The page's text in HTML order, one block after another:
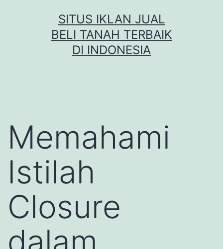
SITUS IKLAN JUAL
BELI TANAH TERBAIK
DI INDONESIA
Memahami
Istilah
Closure
dalam